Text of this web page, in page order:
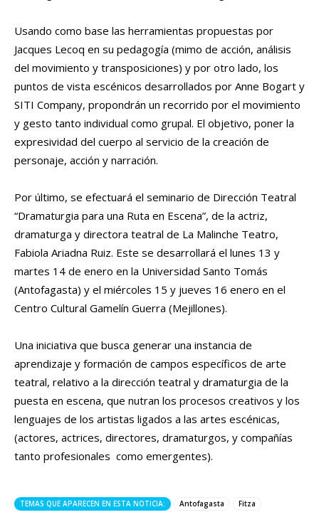
Usando como base las herramientas propuestas por
Jacques Lecoq en su pedagogía (mimo de acción, análisis
del movimiento y transposiciones) y por otro lado, los
puntos de vista escénicos desarrollados por Anne Bogart y
SITI Company, propondrán un recorrido por el movimiento
y gesto tanto individual como grupal. El objetivo, poner la
expresividad del cuerpo al servicio de la creación de
personaje, acción y narración.
Por último, se efectuará el seminario de Dirección Teatral
“Dramaturgia para una Ruta en Escena”, de la actriz,
dramaturga y directora teatral de La Malinche Teatro,
Fabiola Ariadna Ruiz. Este se desarrollará el lunes 13 y
martes 14 de enero en la Universidad Santo Tomás
(Antofagasta) y el miércoles 15 y jueves 16 enero en el
Centro Cultural Gamelín Guerra (Mejillones).
Una iniciativa que busca generar una instancia de
aprendizaje y formación de campos específicos de arte
teatral, relativo a la dirección teatral y dramaturgia de la
puesta en escena, que nutran los procesos creativos y los
lenguajes de los artistas ligados a las artes escénicas,
(actores, actrices, directores, dramaturgos, y compañías
tanto profesionales como emergentes).
TEMAS QUE APARECEN EN ESTA NOTICIA: Antofagasta Fitza